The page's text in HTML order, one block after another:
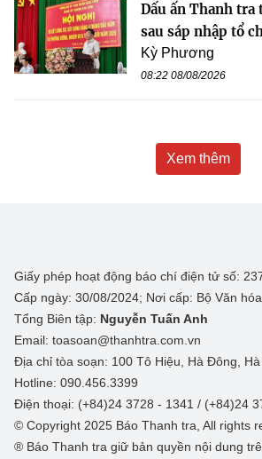
Dấu ấn Thanh
sau sáp nhập tổ
Kỳ Phương
08:22 08/08/2026
Xem thêm
Giấy phép hoạt động báo chí điện tử số:
Cấp ngày: 30/08/2024; Nơi cấp: Bộ Văn
Tổng Biên tập: Nguyễn Tuấn Anh
Email: toasoan@thanhtra.com.vn
Địa chỉ tòa soạn: 100 Tô Hiệu, Hà Đông, Hà
Hotline: 090.456.3399
Điện thoại: (+84)24 3728 - 1341 / (+84)24
© Copyright 2025 Báo Thanh tra, All rights
® Báo Thanh tra giữ bản quyền nội dung